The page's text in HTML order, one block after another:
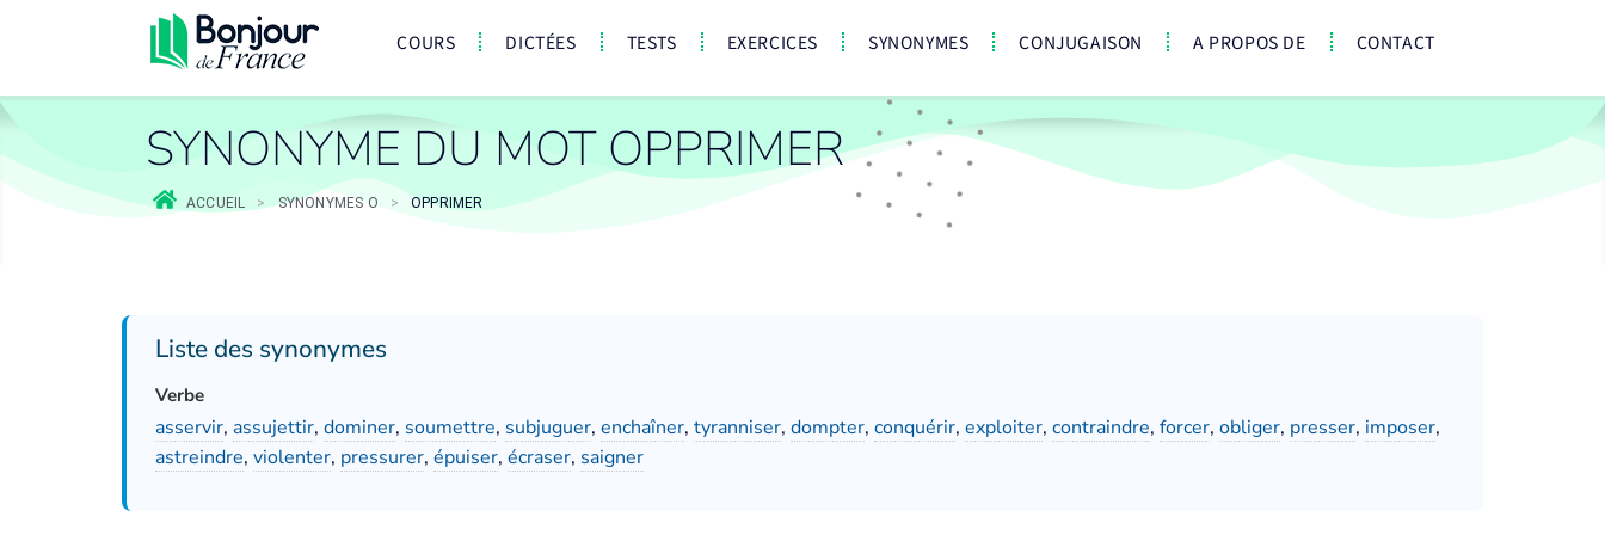
COURS DICTÉES TESTS EXERCICES SYNONYMES CONJUGAISON A PROPOS DE CONTACT
SYNONYME DU MOT OPPRIMER
ACCUEIL > SYNONYMES O > OPPRIMER
Liste des synonymes
Verbe
asservir, assujettir, dominer, soumettre, subjuguer, enchaîner, tyranniser, dompter, conquérir, exploiter, contraindre, forcer, obliger, presser, imposer,
astreindre, violenter, pressurer, épuiser, écraser, saigner